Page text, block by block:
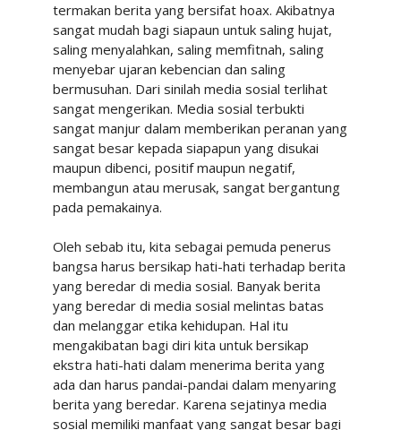
termakan berita yang bersifat hoax. Akibatnya
sangat mudah bagi siapaun untuk saling hujat,
saling menyalahkan, saling memfitnah, saling
menyebar ujaran kebencian dan saling
bermusuhan. Dari sinilah media sosial terlihat
sangat mengerikan. Media sosial terbukti
sangat manjur dalam memberikan peranan yang
sangat besar kepada siapapun yang disukai
maupun dibenci, positif maupun negatif,
membangun atau merusak, sangat bergantung
pada pemakainya.
Oleh sebab itu, kita sebagai pemuda penerus
bangsa harus bersikap hati-hati terhadap berita
yang beredar di media sosial. Banyak berita
yang beredar di media sosial melintas batas
dan melanggar etika kehidupan. Hal itu
mengakibatan bagi diri kita untuk bersikap
ekstra hati-hati dalam menerima berita yang
ada dan harus pandai-pandai dalam menyaring
berita yang beredar. Karena sejatinya media
sosial memiliki manfaat yang sangat besar bagi